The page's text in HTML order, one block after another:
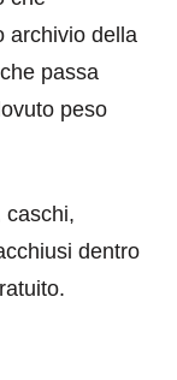
archivio della
passa
peso
caschi,
dentro